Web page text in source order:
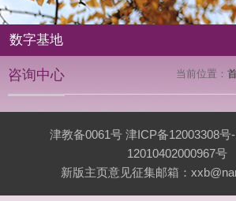
数字基地
当前位置：
咨询中心
津教备0061号 津ICP备12003308号
12010402000967号
新版主页意见征集邮箱：